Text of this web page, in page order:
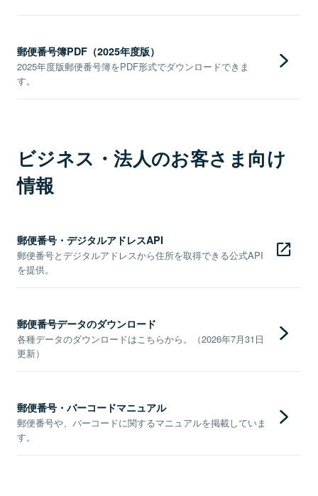
郵便番号簿PDF（2025年度版）
2025年度版郵便番号簿をPDF形式でダウンロードできま
す。
ビジネス・法人のお客さま向け
情報
郵便番号・デジタルアドレスAPI
郵便番号とデジタルアドレスから住所を取得できる公式API
を提供。
郵便番号データのダウンロード
各種データのダウンロードはこちらから。（2026年7月31日
更新）
郵便番号・バーコードマニュアル
郵便番号や、バーコードに関するマニュアルを掲載していま
す。